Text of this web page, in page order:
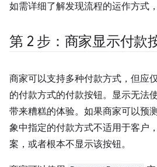
如需详细了解发现流程的运作方式
第 2 步：商家显示付款
商家可以支持多种付款方式，但应
的付款方式的付款按钮。显示无法
带来糟糕的体验。如果商家可以预测
象中指定的付款方式不适用于客户
案，或者根本不显示该按钮。